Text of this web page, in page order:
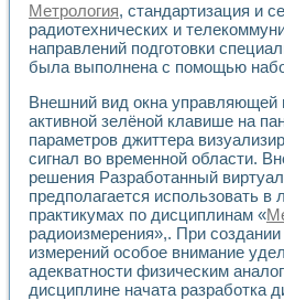
Микрозондовая система
Метод траекторий в
Промышленная
Автоматизация
Использование систем
Исследование
Применение LabVIEW
Разработка
Система блокировок,
Система сбора данных и
Управление
Разработка
Использование
Оборудование для
Метрология, стандартизация и
радиотехнических и
направлений подготовки
была выполнена с помощью
Внешний вид окна управляющей
активной зелёной клавише на
параметров джиттера
сигнал во временной области.
решения Разработанный
предполагается использовать в
практикумах по дисциплинам «
радиоизмерения»,. При
измерений особое внимание
адекватности физическим
дисциплине начата разработка